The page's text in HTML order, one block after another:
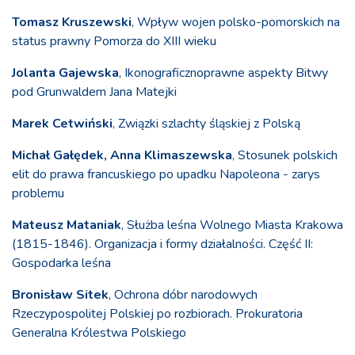
Tomasz Kruszewski, Wpływ wojen polsko-pomorskich na
status prawny Pomorza do XIII wieku
Jolanta Gajewska, Ikonograficznoprawne aspekty Bitwy
pod Grunwaldem Jana Matejki
Marek Cetwiński, Związki szlachty śląskiej z Polską
Michał Gałędek, Anna Klimaszewska, Stosunek polskich
elit do prawa francuskiego po upadku Napoleona - zarys
problemu
Mateusz Mataniak, Służba leśna Wolnego Miasta Krakowa
(1815-1846). Organizacja i formy działalności. Część II:
Gospodarka leśna
Bronisław Sitek, Ochrona dóbr narodowych
Rzeczypospolitej Polskiej po rozbiorach. Prokuratoria
Generalna Królestwa Polskiego